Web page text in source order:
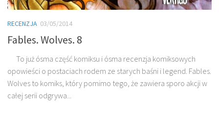
RECENZJA 03/05/2014
Fables. Wolves. 8
To już ósma część komiksu i ósma recenzja komiksowych
opowieści o postaciach rodem ze starych baśni i legend. Fables.
Wolves to komiks, który pomimo tego, że zawiera sporo akcji w
całej serii odgrywa...